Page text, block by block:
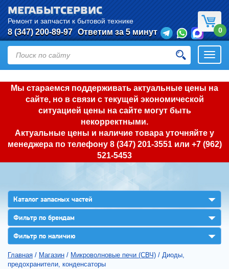
Мы стараемся поддерживать актуальные цены на
сайте, но в связи с текущей экономической
ситуацией цены на сайте могут быть
некорректными.
Актуальные цены и наличие товара уточняйте у
менеджера по телефону 8 (347) 201-3551или +7 (962)
521-5453
МЕГАБЫТСЕРВИС
Ремонт и запчасти к бытовой технике
8 (347) 200-89-97 Ответим за 5 минут 0
Каталог запасных частей ▼
Фильтр по брендам ▼
Фильтр по наличию ▼
Главная / Магазин / Микроволновые печи (СВЧ) / Диоды,
предохранители, конденсаторы